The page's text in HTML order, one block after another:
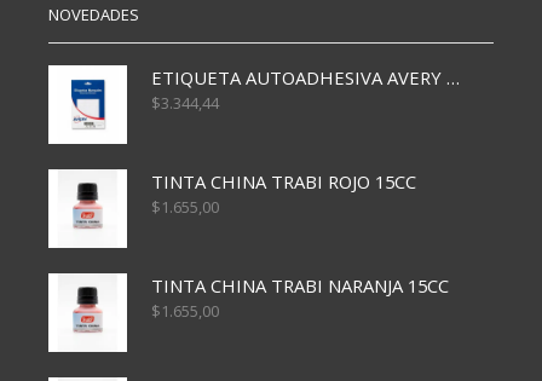
NOVEDADES
ETIQUETA AUTOADHESIVA AVERY 3026 30H 20 X 70
$3.344,44
TINTA CHINA TRABI ROJO 15CC
$1.655,00
TINTA CHINA TRABI NARANJA 15CC
$1.655,00